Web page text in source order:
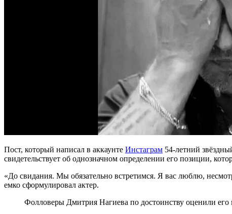
Пост, который написал в аккаунте Инстаграм 54-летний
свидетельствует об однозначном определении его позиции,
«До свидания. Мы обязательно встретимся. Я вас люблю,
емко сформулировал актер.
Фолловеры Дмитрия Нагиева по достоинству оценили его